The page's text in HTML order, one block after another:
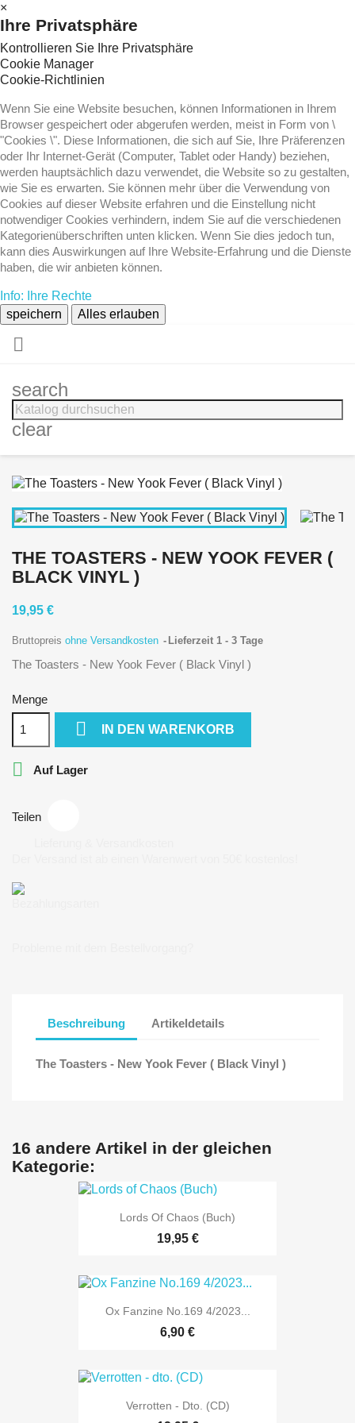
×
Ihre Privatsphäre
Kontrollieren Sie Ihre Privatsphäre
Cookie Manager
Cookie-Richtlinien
Wenn Sie eine Website besuchen, können Informationen in Ihrem
Browser gespeichert oder abgerufen werden, meist in Form von \
"Cookies \". Diese Informationen, die sich auf Sie, Ihre Präferenzen
oder Ihr Internet-Gerät (Computer, Tablet oder Handy) beziehen,
werden hauptsächlich dazu verwendet, die Website so zu gestalten,
wie Sie es erwarten. Sie können mehr über die Verwendung von
Cookies auf dieser Website erfahren und die Einstellung nicht
notwendiger Cookies verhindern, indem Sie auf die verschiedenen
Kategorienüberschriften unten klicken. Wenn Sie dies jedoch tun,
kann dies Auswirkungen auf Ihre Website-Erfahrung und die Dienste
haben, die wir anbieten können.
Info: Ihre Rechte
speichern
Alles erlauben

search
clear
THE TOASTERS - NEW YOOK FEVER (
BLACK VINYL )
19,95 €
Bruttopreis ohne Versandkosten Lieferzeit 1 - 3 Tage
The Toasters - New Yook Fever ( Black Vinyl )
Menge
 IN DEN WARENKORB
 Auf Lager
Teilen
Beschreibung Artikeldetails
The Toasters - New Yook Fever ( Black Vinyl )
16 andere Artikel in der gleichen
Kategorie:
Lords Of Chaos (Buch)
19,95 €
Ox Fanzine No.169 4/2023...
6,90 €
Verrotten - Dto. (CD)